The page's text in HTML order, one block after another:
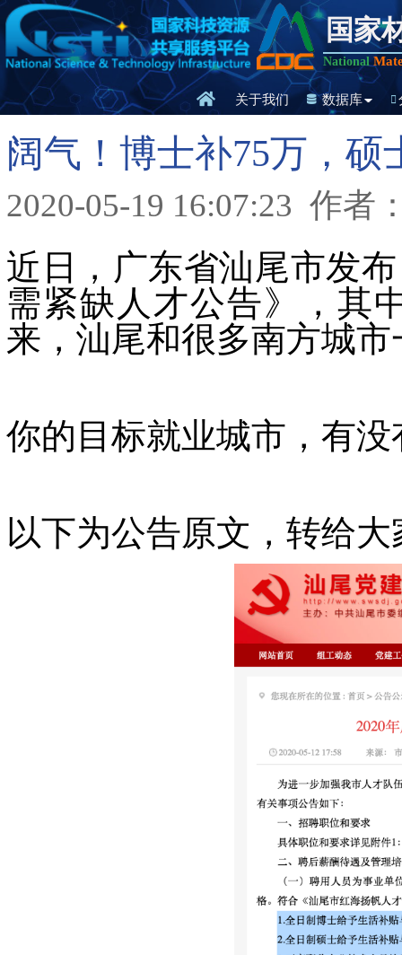
国家
National
关于我们 数据库
阔气！博士补75万，硕
2020-05-19 16:07:23 作者
近日，广东省汕尾市发
需紧缺人才公告》，其
来，汕尾和很多南方城
你的目标就业城市，有
以下为公告原文，转给大